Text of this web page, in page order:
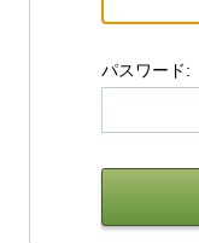
パスワード: